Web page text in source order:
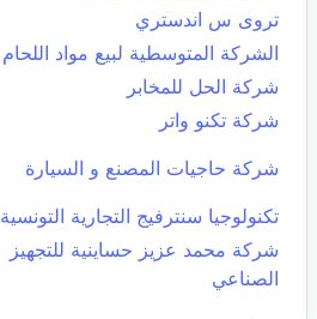
تروى س اندستري
الشركة المتوسطية لبيع مواد اللحام
شركة الحل للمخابر
شركة تكنو واتر
شركة حاجيات المصنع و السيارة
تكنولوجيا سنترفيج التجارية التونسية
شركة محمد عزيز حساينية للتجهيز
الصناعي